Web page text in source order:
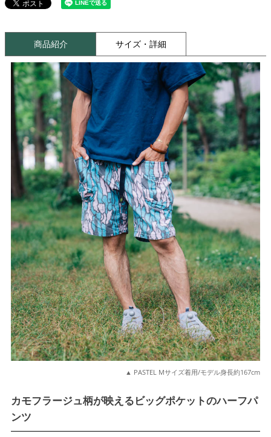
商品紹介 サイズ・詳細
▲ PASTEL Mサイズ着用/モデル身長約167cm
カモフラージュ柄が映えるビッグポケットのハーフパ
ンツ